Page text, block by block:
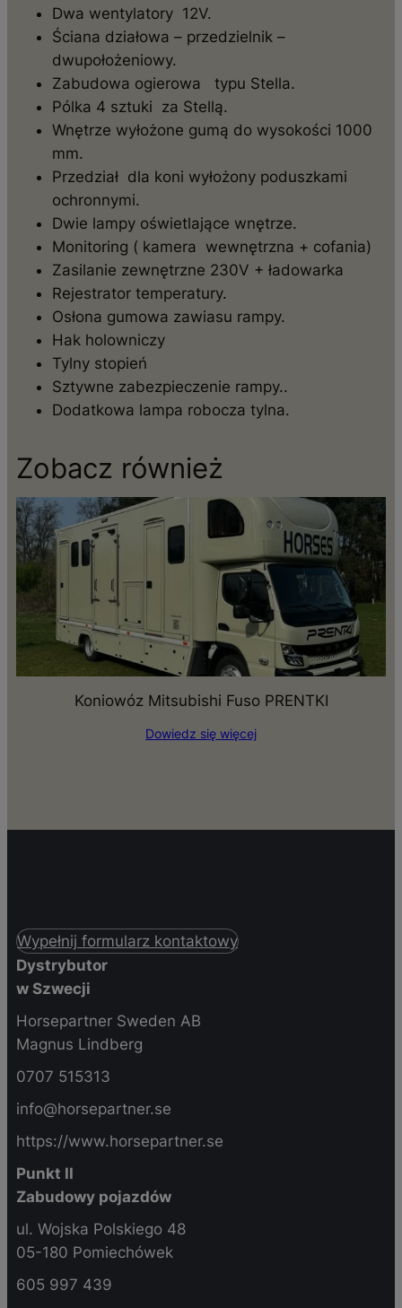
Dwa wentylatory 12V.
Ściana działowa – przedzielnik –
dwupołożeniowy.
Zabudowa ogierowa typu Stella.
Pólka 4 sztuki za Stellą.
Wnętrze wyłożone gumą do wysokości 1000
mm.
Przedział dla koni wyłożony poduszkami
ochronnymi.
Dwie lampy oświetlające wnętrze.
Monitoring ( kamera wewnętrzna + cofania)
Zasilanie zewnętrzne 230V + ładowarka
Rejestrator temperatury.
Osłona gumowa zawiasu rampy.
Hak holowniczy
Tylny stopień
Sztywne zabezpieczenie rampy..
Dodatkowa lampa robocza tylna.
Zobacz również
Koniowóz Mitsubishi Fuso PRENTKI
Dowiedz się więcej
Punkt II
Zabudowy pojazdów
ul. Wojska Polskiego 48
05-180 Pomiechówek
605 997 439
Dystrybutor
w Szwecji
Horsepartner Sweden AB
Magnus Lindberg
0707 515313
info@horsepartner.se
https://www.horsepartner.se
Wypełnij formularz kontaktowy